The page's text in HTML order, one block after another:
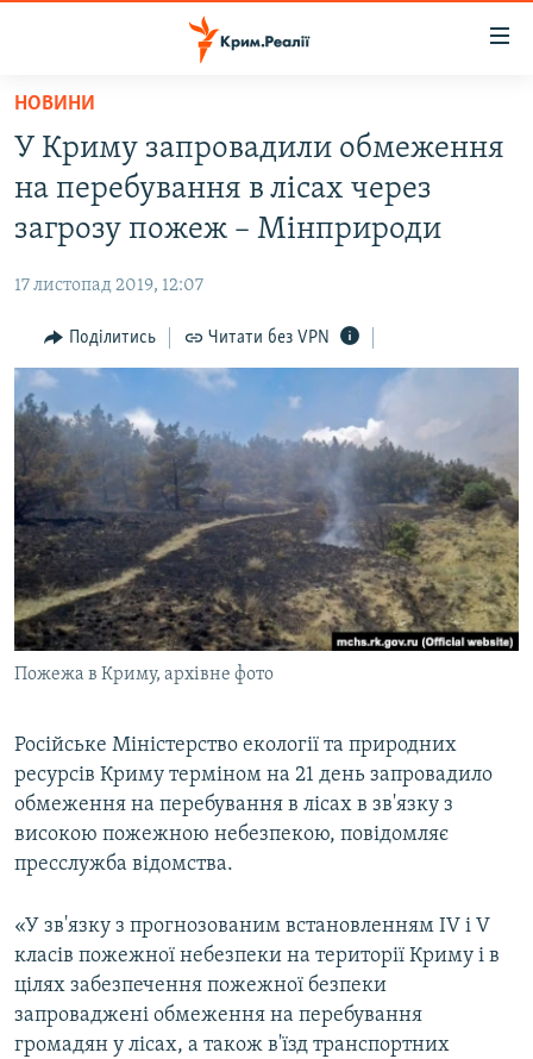
Перейти
основного
матеріалу
до
основної
Перейти
до
пошуку
ВОДА.КРИМ
ВІДЕО ТА ФОТО
БЛОГИ
ПОГЛЯД
ІНТЕРВ'Ю
ВСЕ ЗА ДЕНЬ
СПЕЦПРОЕКТИ
ДЕПОРТАЦІЯ
ВІДЕОУРОКИ «ELIFBE»
СВІДЧЕННЯ ОКУПАЦІЇ
УКРАЇНСЬКА ПРОБЛЕМА КРИМУ
ІНФОГРАФІКА
ЯК ОБІЙТИ БЛОКУВАННЯ
Русский
Qırımtatar
ДОЛУЧАЙСЯ!
Усі сайти RFE/RL
НОВИНИ
У Криму запровадили обмеження
на перебування в лісах через
загрозу пожеж – Мінприроди
17 листопад 2019, 12:07
Поділитись Читати без VPN
Пожежа в Криму, архівне фото
Російське Міністерство екології та природних
ресурсів Криму терміном на 21 день запровадило
обмеження на перебування в лісах в зв'язку з
високою пожежною небезпекою, повідомляє
пресслужба відомства.
«У зв'язку з прогнозованим встановленням IV і V
класів пожежної небезпеки на території Криму і в
цілях забезпечення пожежної безпеки
запроваджені обмеження на перебування
громадян у лісах, а також в'їзд транспортних